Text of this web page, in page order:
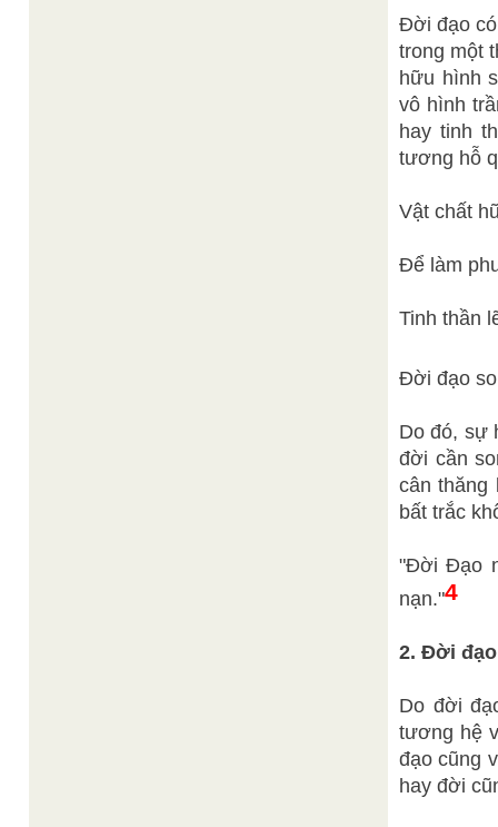
Đời đạo
trong một
hữu hình
vô hình
hay tinh
tương hỗ
Vật chất
Để làm
Tinh thần
Đời đạo
Do đó, sự
đời cần
cân thăng
bất trắc
"Đời Đạo
nạn."4
2. Đời
Do đời
tương hệ
đạo cũng
hay đời